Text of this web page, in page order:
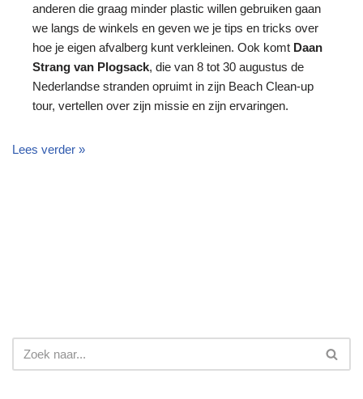
anderen die graag minder plastic willen gebruiken gaan
we langs de winkels en geven we je tips en tricks over
hoe je eigen afvalberg kunt verkleinen. Ook komt Daan
Strang van Plogsack, die van 8 tot 30 augustus de
Nederlandse stranden opruimt in zijn Beach Clean-up
tour, vertellen over zijn missie en zijn ervaringen.
Lees verder »